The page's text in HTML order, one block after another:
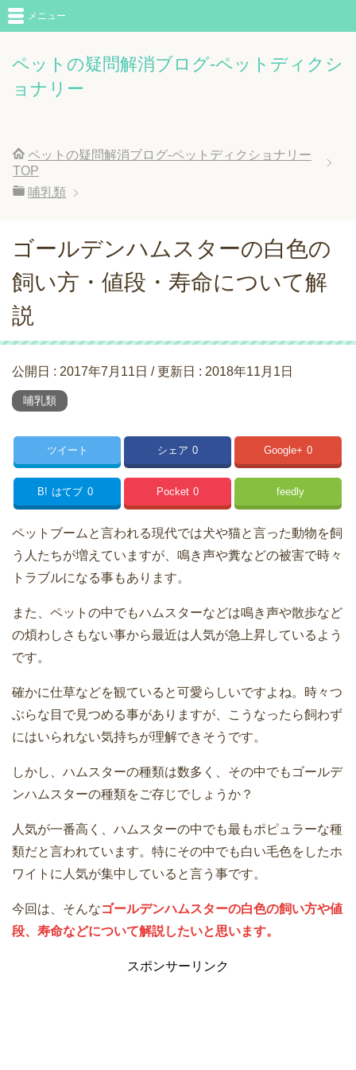
ペットの疑問解消ブログ-ペットディクシ
ョナリー
メニュー
ペットの疑問解消ブログ-ペットディクショナリー
TOP
哺乳類
ゴールデンハムスターの白色の
飼い方・値段・寿命について解
説
公開日 : 2017年7月11日 / 更新日 : 2018年11月1日
哺乳類
ツイート シェア 0 Google+ 0
B! はてブ 0 Pocket 0 feedly
ペットブームと言われる現代では犬や猫と言った動物を飼
う人たちが増えていますが、鳴き声や糞などの被害で時々
トラブルになる事もあります。
また、ペットの中でもハムスターなどは鳴き声や散歩など
の煩わしさもない事から最近は人気が急上昇しているよう
です。
確かに仕草などを観ていると可愛らしいですよね。時々つ
ぶらな目で見つめる事がありますが、こうなったら飼わず
にはいられない気持ちが理解できそうです。
しかし、ハムスターの種類は数多く、その中でもゴールデ
ンハムスターの種類をご存じでしょうか？
人気が一番高く、ハムスターの中でも最もポピュラーな種
類だと言われています。特にその中でも白い毛色をしたホ
ワイトに人気が集中していると言う事です。
今回は、そんなゴールデンハムスターの白色の飼い方や値
段、寿命などについて解説したいと思います。
スポンサーリンク